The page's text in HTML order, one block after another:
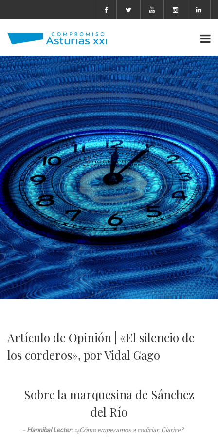
Artículo de Opinión | «El silencio de
los corderos», por Vidal Gago
Sobre la marquesina de Sánchez
del Río
– Hannibal Lecter: «¿Cómo empezamos a codiciar, Clarice?